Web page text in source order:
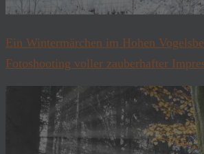
Ein Wintermärchen im Hohen
Fotoshooting voller zauberhafter